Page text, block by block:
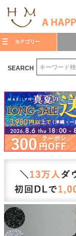
カテゴリー
SEARCH